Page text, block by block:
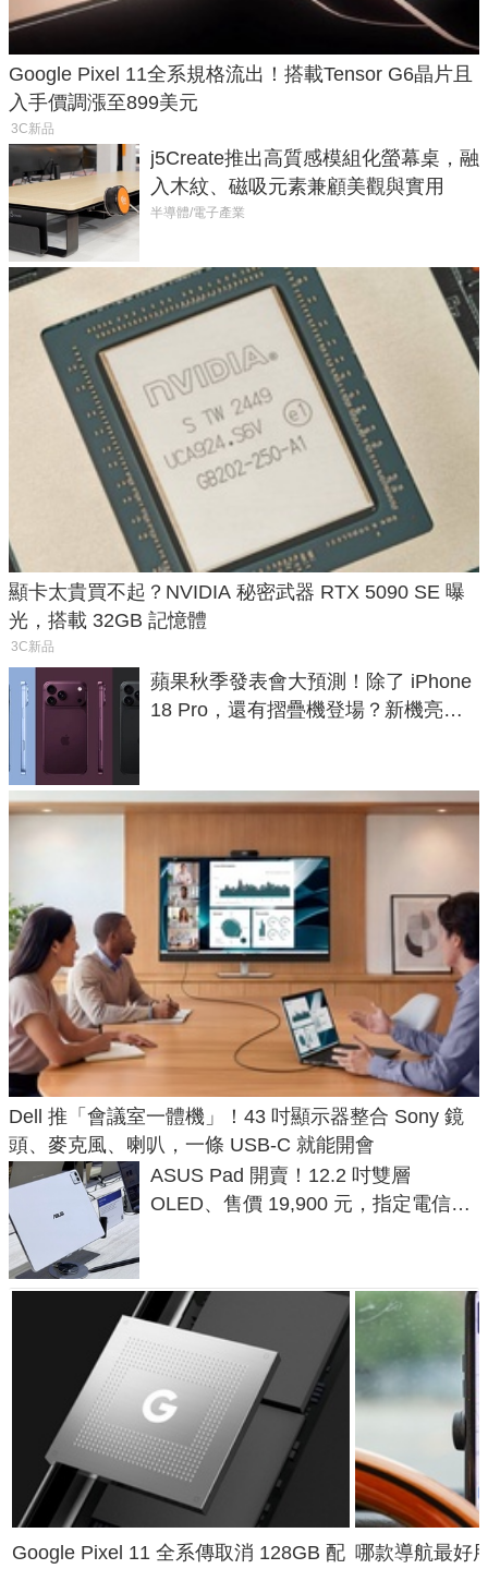
Google Pixel 11全系規格流出！搭載Tensor G6晶片且
入手價調漲至899美元
3C新品
j5Create推出高質感模組化螢幕桌，融
入木紋、磁吸元素兼顧美觀與實用
半導體/電子產業
顯卡太貴買不起？NVIDIA 秘密武器 RTX 5090 SE 曝
光，搭載 32GB 記憶體
3C新品
蘋果秋季發表會大預測！除了 iPhone
18 Pro，還有摺疊機登場？新機亮點
Dell 推「會議室一體機」！43 吋顯示器整合 Sony 鏡
頭、麥克風、喇叭，一條 USB-C 就能開會
ASUS Pad 開賣！12.2 吋雙層
OLED、售價 19,900 元，指定電信資
Google Pixel 11 全系傳取消 128GB 配 哪款導航最好